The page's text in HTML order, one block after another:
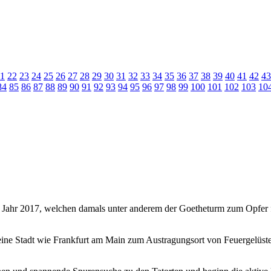
22 23 24 25 26 27 28 29 30 31 32 33 34 35 36 37 38 39 40 41 42 43
85 86 87 88 89 90 91 92 93 94 95 96 97 98 99 100 101 102 103
2017, welchen damals unter anderem der Goetheturm zum
Stadt wie Frankfurt am Main zum Austragungsort von